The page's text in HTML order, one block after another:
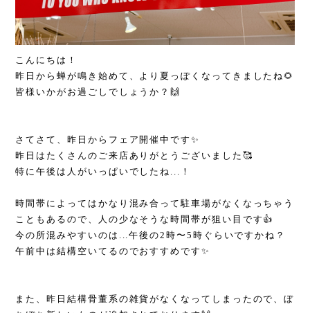
こんにちは！
昨日から蝉が鳴き始めて、より夏っぽくなってきましたね🌻
皆様いかがお過ごしでしょうか？🙌
さてさて、昨日からフェア開催中です✨
昨日はたくさんのご来店ありがとうございました🥰
特に午後は人がいっぱいでしたね...！
時間帯によってはかなり混み合って駐車場がなくなっちゃう
こともあるので、人の少なそうな時間帯が狙い目です👍
今の所混みやすいのは...午後の2時〜5時ぐらいですかね？
午前中は結構空いてるのでおすすめです✨
また、昨日結構骨董系の雑貨がなくなってしまったので、ぼ